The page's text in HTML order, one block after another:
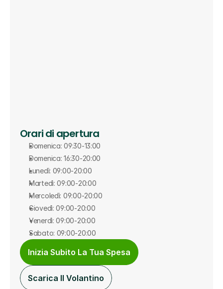
Orari di apertura
Domenica: 09:30-13:00
Domenica: 16:30-20:00
Lunedì: 09:00-20:00
Martedì: 09:00-20:00
Mercoledì: 09:00-20:00
Giovedì: 09:00-20:00
Venerdì: 09:00-20:00
Sabato: 09:00-20:00
Inizia Subito La Tua Spesa
Scarica Il Volantino